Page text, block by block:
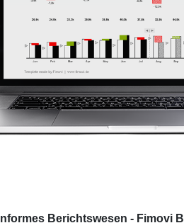
Berichtswesen - Fimovi